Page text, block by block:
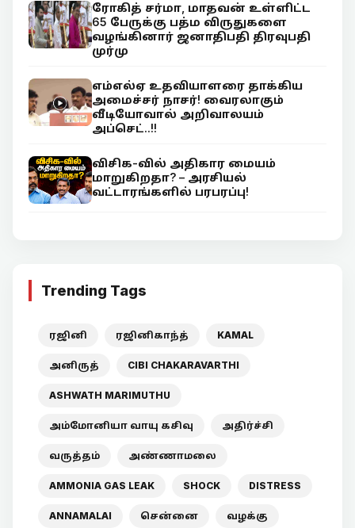
ரோகித் சர்மா, மாதவன் உள்ளிட்ட
65 பேருக்கு பத்ம விருதுகளை
வழங்கினார் ஜனாதிபதி திரவுபதி
முர்மு
எம்எல்ஏ உதவியாளரை தாக்கிய
அமைச்சர் நாசர்! வைரலாகும்
வீடியோவால் அறிவாலயம்
அப்செட்..!!
விசிக-வில் அதிகார மையம்
மாறுகிறதா? – அரசியல்
வட்டாரங்களில் பரபரப்பு!
Trending Tags
ரஜினி ரஜினிகாந்த் KAMAL
அனிருத் CIBI CHAKARAVARTHI
ASHWATH MARIMUTHU
அம்மோனியா வாயு கசிவு அதிர்ச்சி
வருத்தம் அண்ணாமலை
AMMONIA GAS LEAK SHOCK DISTRESS
ANNAMALAI சென்னை வழக்கு